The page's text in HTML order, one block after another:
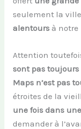
seulement la
alentours à notre
Attention
sont pas
Maps n’est pas
étroites de la
une fois dans
demander à